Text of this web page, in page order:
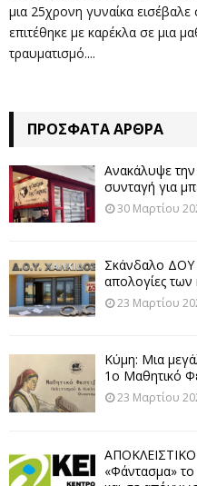
μια 25χρονη γυναίκα
επιτέθηκε με καρέκλα σε μια
τραυματισμό....
ΠΡΌΣΦΑΤΑ ΆΡΘΡΑ
Ανακάλυψε την
συνταγή για
30 Μαρτίου
Σκάνδαλο ΔΟΥ
απολογίες
23 Μαρτίου
Κύμη: Μια
1ο Μαθητικό
23 Μαρτίου
ΑΠΟΚΛΕΙΣΤΙΚΟ
«Φάντασμα»